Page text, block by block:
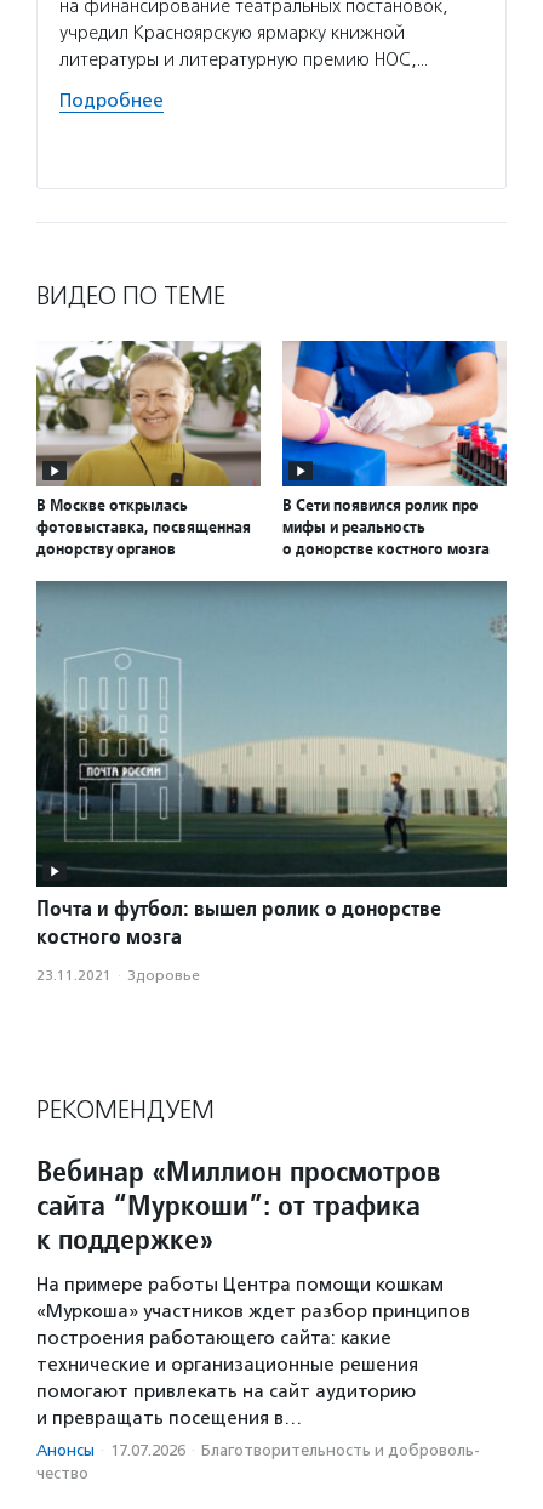
на финансирование театральных постановок,
учредил Красноярскую ярмарку книжной
литературы и литературную премию НОС,…
Подробнее
ВИДЕО ПО ТЕМЕ
В Москве открылась
фотовыставка, посвященная
донорству органов
В Сети появился ролик про
мифы и реальность
о донорстве костного мозга
Почта и футбол: вышел ролик о донорстве
костного мозга
23.11.2021 · Здоровье
РЕКОМЕНДУЕМ
Вебинар «Миллион просмотров
сайта “Муркоши”: от трафика
к поддержке»
На примере работы Центра помощи кошкам
«Муркоша» участников ждет разбор принципов
построения работающего сайта: какие
технические и организационные решения
помогают привлекать на сайт аудиторию
и превращать посещения в…
Анонсы · 17.07.2026 · Благотвори­тель­ность и доброволь­
чест­во